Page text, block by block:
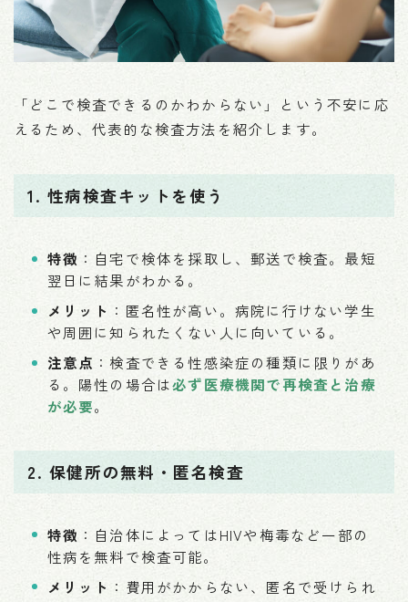
「どこで検査できるのかわからない」という不安に応
えるため、代表的な検査方法を紹介します。
1. 性病検査キットを使う
特徴 ：自宅で検体を採取し、郵送で検査。最短
翌日に結果がわかる。
メリット ：匿名性が高い。病院に行けない学生
や周囲に知られたくない人に向いている。
注意点 ：検査できる性感染症の種類に限りがあ
る。陽性の場合は必ず医療機関で再検査と治療
が必要。
2. 保健所の無料・匿名検査
特徴 ：自治体によってはHIVや梅毒など一部の
性病を無料で検査可能。
メリット ：費用がかからない、匿名で受けられ